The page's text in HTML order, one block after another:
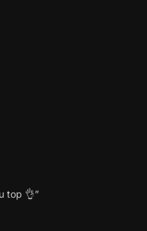
top 👌”